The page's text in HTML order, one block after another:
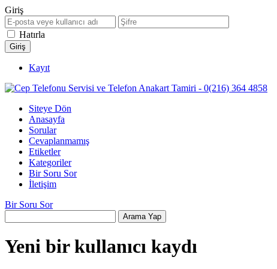
Giriş
Hatırla
Kayıt
Siteye Dön
Anasayfa
Sorular
Cevaplanmamış
Etiketler
Kategoriler
Bir Soru Sor
İletişim
Bir Soru Sor
Yeni bir kullanıcı kaydı